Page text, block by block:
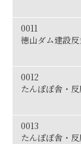
0011
徳山ダム建設反
0012
たんぽぽ舎・
0013
たんぽぽ舎・